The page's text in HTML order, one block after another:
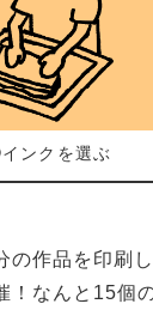
ンクを選ぶ
作品を印刷
なんと15個